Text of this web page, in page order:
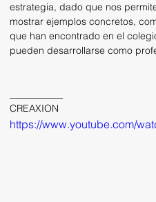
estrategia, dado que nos
mostrar ejemplos concretos,
que han encontrado en el
pueden desarrollarse como
CREAXION
https://www.youtube.com/